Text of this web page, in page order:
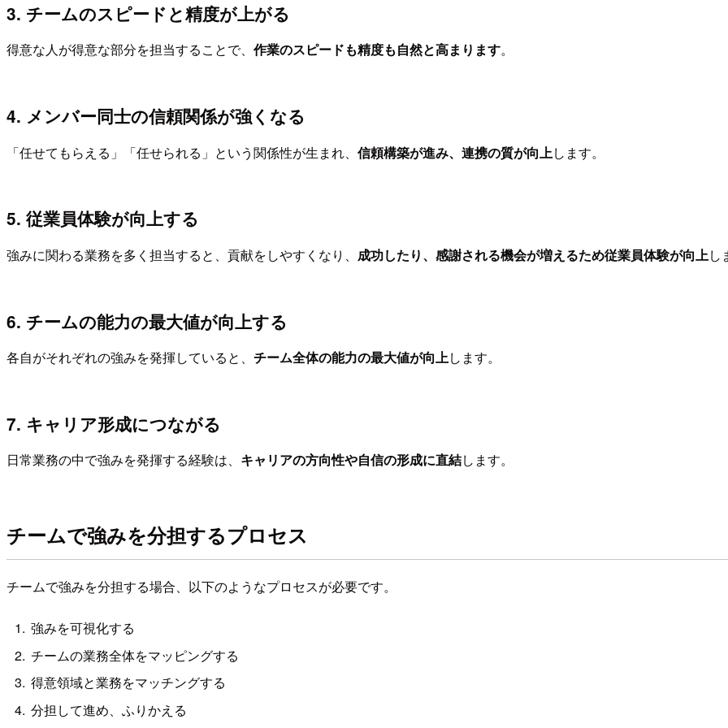
3. チームのスピードと精度が上がる
得意な人が得意な部分を担当することで、 作業のスピードも精度も自然と高まります。
4. メンバー同士の信頼関係が強くなる
「任せてもらえる」「任せられる」という関係性が生まれ、 信頼構築が進み、連携の質が向上します。
5. 従業員体験が向上する
強みに関わる業務を多く担当すると、貢献をしやすくなり、 成功したり、感謝される機会が増えるため従業員体験が向上し
6. チームの能力の最大値が向上する
各自がそれぞれの強みを発揮していると、 チーム全体の能力の最大値が向上します。
7. キャリア形成につながる
日常業務の中で強みを発揮する経験は、 キャリアの方向性や自信の形成に直結します。
チームで強みを分担するプロセス
チームで強みを分担する場合、以下のようなプロセスが必要です。
強みを可視化する
チームの業務全体をマッピングする
得意領域と業務をマッチングする
分担して進め、ふりかえる